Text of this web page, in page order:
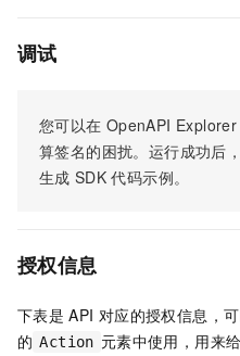
调试
您可以在 OpenAPI Explorer
算签名的困扰。运行成功后
生成 SDK 代码示例。
授权信息
下表是 API 对应的授权信息，
的 Action 元素中使用，用来给